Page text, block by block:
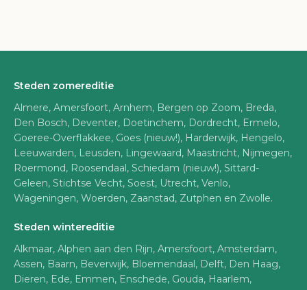
Steden zomereditie
Almere, Amersfoort, Arnhem, Bergen op Zoom, Breda,
Den Bosch, Deventer, Doetinchem, Dordrecht, Ermelo,
Goeree-Overflakkee, Goes (nieuw!), Harderwijk, Hengelo,
Leeuwarden, Leusden, Lingewaard, Maastricht, Nijmegen,
Roermond, Roosendaal, Schiedam (nieuw!), Sittard-
Geleen, Stichtse Vecht, Soest, Utrecht, Venlo,
Wageningen, Woerden, Zaanstad, Zutphen en Zwolle.
Steden wintereditie
Alkmaar, Alphen aan den Rijn, Amersfoort, Amsterdam,
Assen, Baarn, Beverwijk, Bloemendaal, Delft, Den Haag,
Dieren, Ede, Emmen, Enschede, Gouda, Haarlem,